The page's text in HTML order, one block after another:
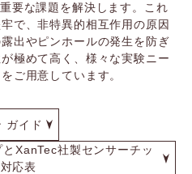
要な課題を解決します。これ
で、非特異的相互作用の原因
出やピンホールの発生を防ぎ
極めて高く、様々な実験ニー
ご用意しています。
ガイド
XanTec社製センサーチッ
応表